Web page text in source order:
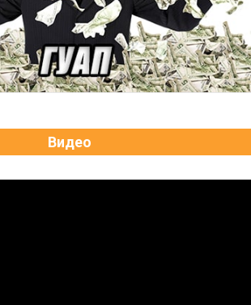
Видео